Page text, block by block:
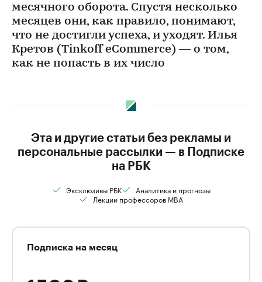
месячного оборота. Спустя несколько
месяцев они, как правило, понимают,
что не достигли успеха, и уходят. Илья
Кретов (Tinkoff eCommerce) — о том,
как не попасть в их число
Эта и другие статьи без рекламы и
персональные рассылки — в Подписке
на РБК
Эксклюзивы РБК
Аналитика и прогнозы
Лекции профессоров MBA
Подписка на месяц